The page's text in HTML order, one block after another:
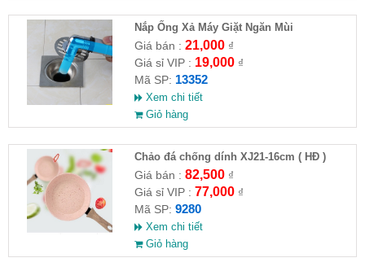
Nắp Ống Xả Máy Giặt Ngăn Mùi
Giá bán : 21,000₫
Giá sỉ VIP : 19,000₫
Mã SP: 13352
Xem chi tiết
Giỏ hàng
Chảo đá chống dính XJ21-16cm ( HĐ )
Giá bán : 82,500₫
Giá sỉ VIP : 77,000₫
Mã SP: 9280
Xem chi tiết
Giỏ hàng